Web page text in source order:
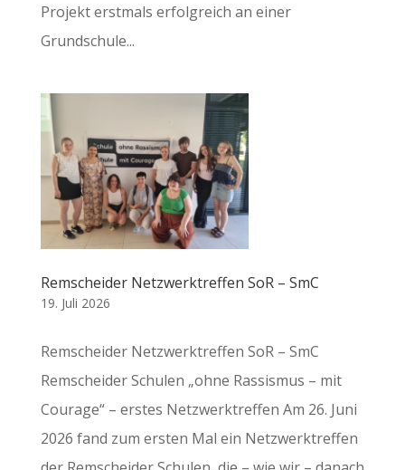
Projekt erstmals erfolgreich an einer
Grundschule...
Remscheider Netzwerktreffen SoR – SmC
19. Juli 2026
Remscheider Netzwerktreffen SoR – SmC
Remscheider Schulen „ohne Rassismus – mit
Courage“ – erstes Netzwerktreffen Am 26. Juni
2026 fand zum ersten Mal ein Netzwerktreffen